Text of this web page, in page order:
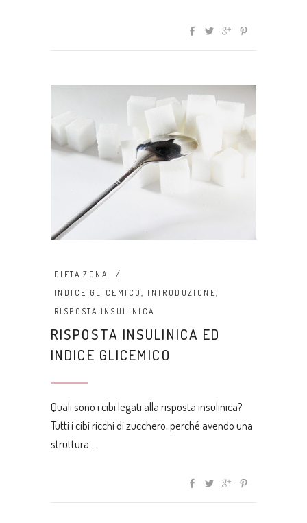
DIETA ZONA
INDICE GLICEMICO, INTRODUZIONE,
RISPOSTA INSULINICA
RISPOSTA INSULINICA ED
INDICE GLICEMICO
Quali sono i cibi legati alla risposta insulinica?
Tutti i cibi ricchi di zucchero, perché avendo una
struttura